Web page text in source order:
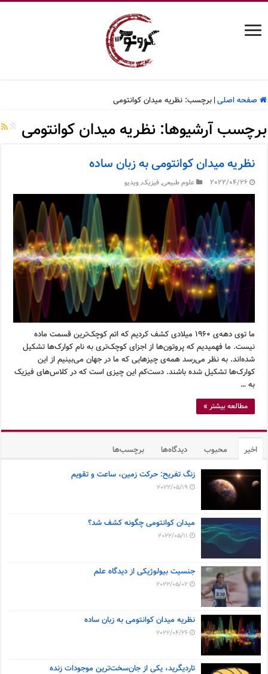
صفحه اصلی| برچسب:نظریه میدان کوانتومی
برچسب آرشیوها:نظریه میدان کوانتومی
نظریه میدان کوانتومی به زبان ساده
2022/04/26 علوم طبیعی,فیزیک,ویدیو
ما توی دهه‌ی ۱۹۶۰ میلادی کشف کردیم که اتم کوچک‌ترین قسمت ماده
نیست. ما فهمیدیم که پروتون‌ها از اجزای کوچک‌تری به نام کوارک‌ها تشکیل
شده‌اند. به نظر می‌رسد همه‌ی چیزهایی که ما در جهان می‌بینیم از این
کوارک‌ها تشکیل شده باشند. دست‌کم این چیزی است که در کلاس‌های فیزیک
به …
مطالعه بیشتر »
اخیر محبوب دیدگاه‌ها برچسب‌ها
زنگ تفریح: حرکت زمین، ساعت و تقویم
2022/05/19
میدان کوانتومی چگونه کشف شد؟
2022/05/11
جنسیت بیولوژیکی از دیدگاه علم
2022/05/02
نظریه میدان کوانتومی به زبان ساده
2022/04/26
تاردیگرید، یکی از جان‌سخت‌ترین موجودات زنده